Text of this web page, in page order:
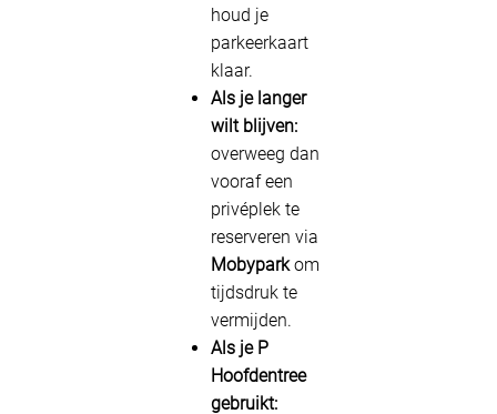
houd je
parkeerkaart
klaar.
Als je langer
wilt blijven:
overweeg dan
vooraf een
privéplek te
reserveren via
Mobyparkom
tijdsdruk te
vermijden.
Als je P
Hoofdentree
gebruikt: